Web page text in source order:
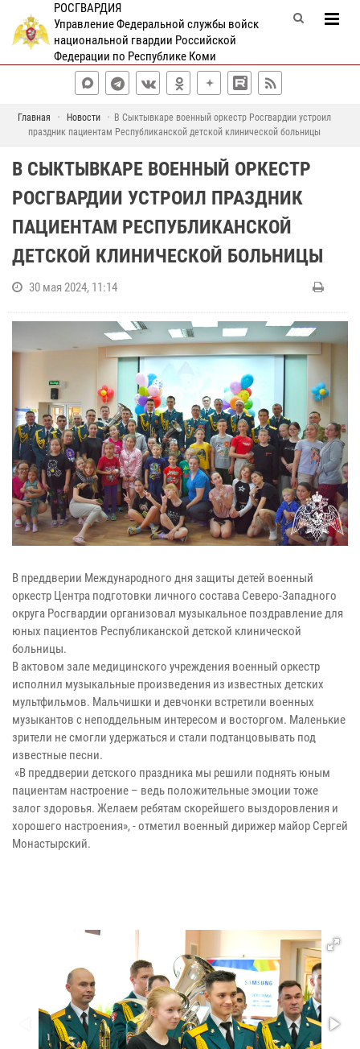
РОСГВАРДИЯ
Управление Федеральной службы войск
национальной гвардии Российской
Федерации по Республике Коми
Главная Новости
В Сыктывкаре военный оркестр Росгвардии устроил
праздник пациентам Республиканской детской клинической больницы
В СЫКТЫВКАРЕ ВОЕННЫЙ ОРКЕСТР
РОСГВАРДИИ УСТРОИЛ ПРАЗДНИК
ПАЦИЕНТАМ РЕСПУБЛИКАНСКОЙ
ДЕТСКОЙ КЛИНИЧЕСКОЙ БОЛЬНИЦЫ
30 мая 2024, 11:14
В преддверии Международного дня защиты детей военный
оркестр Центра подготовки личного состава Северо-Западного
округа Росгвардии организовал музыкальное поздравление для
юных пациентов Республиканской детской клинической
больницы.
В актовом зале медицинского учреждения военный оркестр
исполнил музыкальные произведения из известных детских
мультфильмов. Мальчишки и девчонки встретили военных
музыкантов с неподдельным интересом и восторгом. Маленькие
зрители не смогли удержаться и стали подтанцовывать под
известные песни.
«В преддверии детского праздника мы решили поднять юным
пациентам настроение – ведь положительные эмоции тоже
залог здоровья. Желаем ребятам скорейшего выздоровления и
хорошего настроения», - отметил военный дирижер майор Сергей
Монастырский.